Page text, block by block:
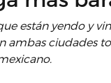
están yendo y
ambas ciudades